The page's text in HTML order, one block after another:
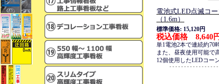
電池式LED点滅コ
（1.6m）
標準価格: 15,120円
税込価格 8,640
単1電池2本で連続約70
また、昼夜使用可能で
12個使用したLEDコー